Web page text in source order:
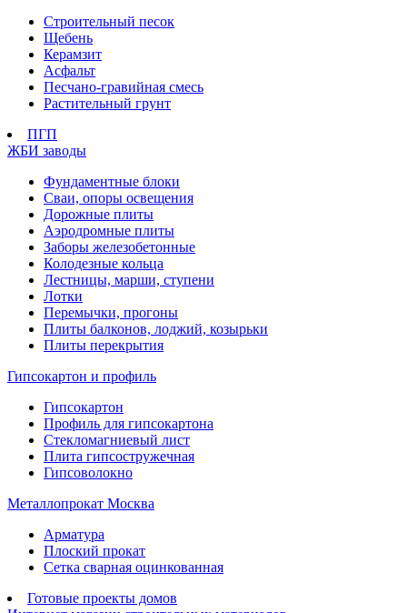
Строительный песок
Щебень
Керамзит
Асфальт
Песчано-гравийная смесь
Растительный грунт
ПГП
ЖБИ заводы
Фундаментные блоки
Сваи, опоры освещения
Дорожные плиты
Аэродромные плиты
Заборы железобетонные
Колодезные кольца
Лестницы, марши, ступени
Лотки
Перемычки, прогоны
Плиты балконов, лоджий, козырьки
Плиты перекрытия
Гипсокартон и профиль
Гипсокартон
Профиль для гипсокартона
Стекломагниевый лист
Плита гипсостружечная
Гипсоволокно
Металлопрокат Москва
Арматура
Плоский прокат
Сетка сварная оцинкованная
Готовые проекты домов